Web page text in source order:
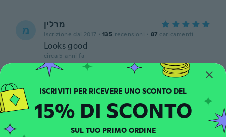
מ מרלין
Iscrizione dal 2017 · 135 recensioni · 87 caricamenti
Looks good
circa 5 anni fa
S Iscrizione dal 2017 · 341 recensioni · 12 caricamenti
circa 5 anni fa
15% DI SCONTO
SUL TUO PRIMO ORDINE